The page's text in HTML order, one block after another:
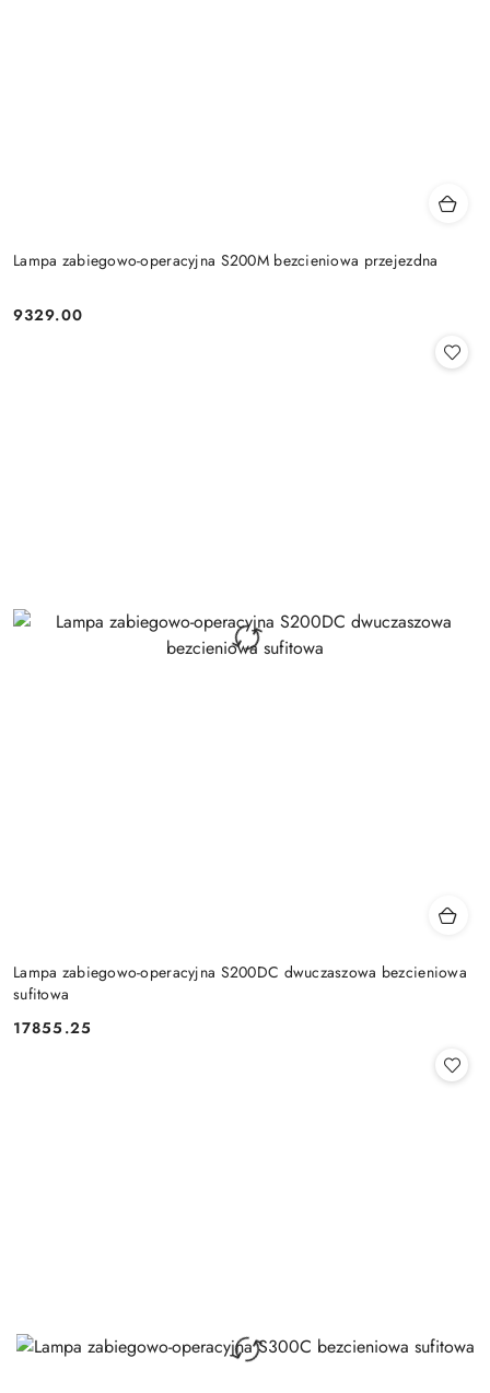
Lampa zabiegowo-operacyjna S200M bezcieniowa przejezdna
Cena:
9329.00
Lampa zabiegowo-operacyjna S200DC dwuczaszowa bezcieniowa
sufitowa
Cena:
17855.25